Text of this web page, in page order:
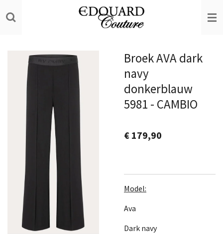
direct
hoofdinhoud
Broek AVA dark
navy
donkerblauw
5981 - CAMBIO
€ 179,90
Model:
Ava
Dark navy